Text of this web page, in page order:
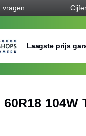
vragen
Laagste prijs